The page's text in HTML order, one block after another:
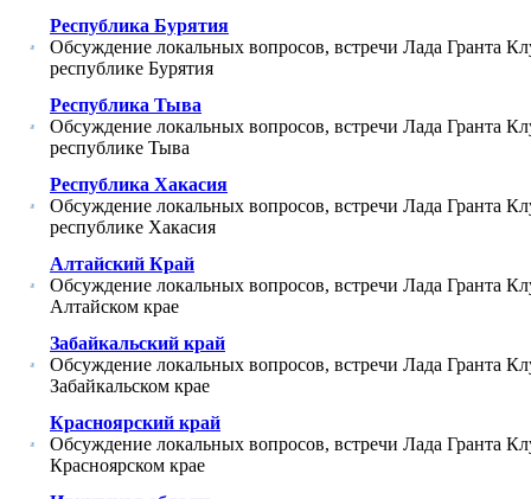
Республика Бурятия
Обсуждение локальных вопросов, встречи Лада Гранта
республике Бурятия
Республика Тыва
Обсуждение локальных вопросов, встречи Лада Гранта
республике Тыва
Республика Хакасия
Обсуждение локальных вопросов, встречи Лада Гранта
республике Хакасия
Алтайский Край
Обсуждение локальных вопросов, встречи Лада Гранта
Алтайском крае
Забайкальский край
Обсуждение локальных вопросов, встречи Лада Гранта
Забайкальском крае
Красноярский край
Обсуждение локальных вопросов, встречи Лада Гранта
Красноярском крае